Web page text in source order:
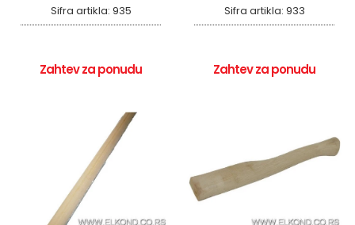
Sifra artikla: 935
Zahtev za ponudu
Sifra artikla: 933
Zahtev za ponudu